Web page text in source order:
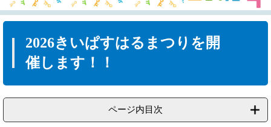
2026きいぱすはるまつりを開
催します！！
ページ内目次